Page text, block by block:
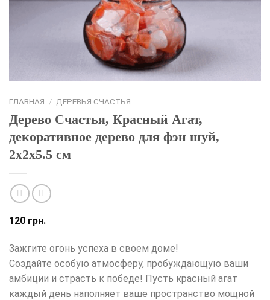
ГЛАВНАЯ / ДЕРЕВЬЯ СЧАСТЬЯ
Дерево Счастья, Красный Агат,
декоративное дерево для фэн шуй,
2х2х5.5 см
120 грн.
Зажгите огонь успеха в своем доме!
Создайте особую атмосферу, пробуждающую ваши
амбиции и страсть к победе! Пусть красный агат
каждый день наполняет ваше пространство мощной